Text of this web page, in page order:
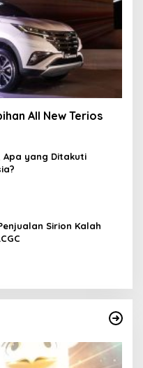
All New Terios
Apa yang Ditakuti
Sirion Kalah